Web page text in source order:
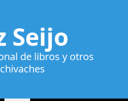
Seijo
de libros y otros